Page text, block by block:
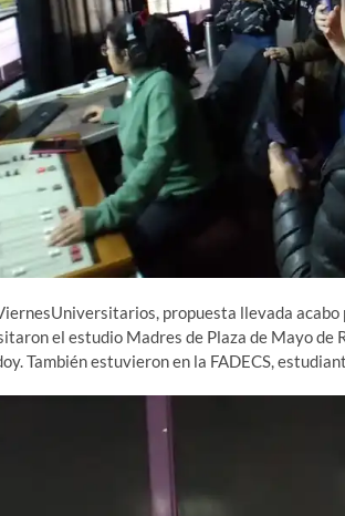
propuesta llevada
el estudio Madres de Plaza de Mayo de
También estuvieron en la FADECS,